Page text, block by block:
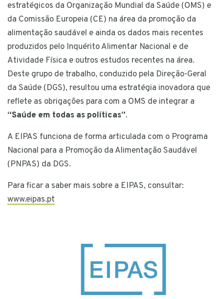
estratégicos da Organização Mundial da Saúde (OMS) e
da Comissão Europeia (CE) na área da promoção da
alimentação saudável e ainda os dados mais recentes
produzidos pelo Inquérito Alimentar Nacional e de
Atividade Física e outros estudos recentes na área.
Deste grupo de trabalho, conduzido pela Direção-Geral
da Saúde (DGS), resultou uma estratégia inovadora que
reflete as obrigações para com a OMS de integrar a
“Saúde em todas as políticas”.
A EIPAS funciona de forma articulada com o Programa
Nacional para a Promoção da Alimentação Saudável
(PNPAS) da DGS.
Para ficar a saber mais sobre a EIPAS, consultar:
www.eipas.pt